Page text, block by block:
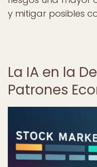
y mitigar posibles
La IA en la
Patrones